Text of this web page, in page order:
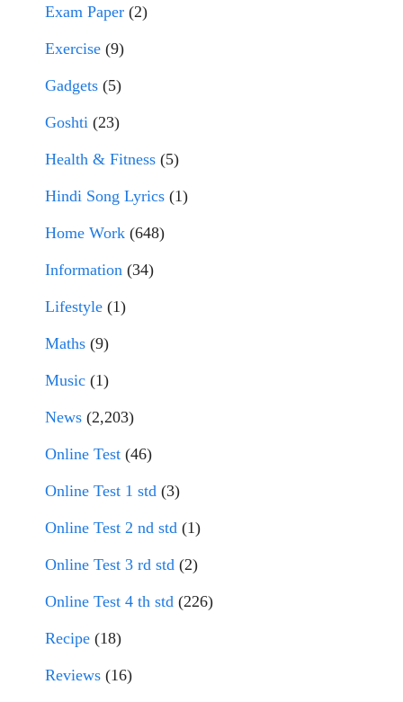
Exam Paper (2)
Exercise (9)
Gadgets (5)
Goshti (23)
Health & Fitness (5)
Hindi Song Lyrics (1)
Home Work (648)
Information (34)
Lifestyle (1)
Maths (9)
Music (1)
News (2,203)
Online Test (46)
Online Test 1 std (3)
Online Test 2 nd std (1)
Online Test 3 rd std (2)
Online Test 4 th std (226)
Recipe (18)
Reviews (16)